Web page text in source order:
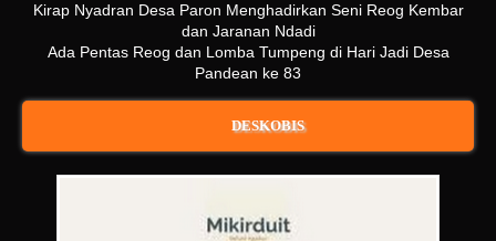
Kirap Nyadran Desa Paron Menghadirkan Seni Reog Kembar
dan Jaranan Ndadi
Ada Pentas Reog dan Lomba Tumpeng di Hari Jadi Desa
Pandean ke 83
DESKOBIS